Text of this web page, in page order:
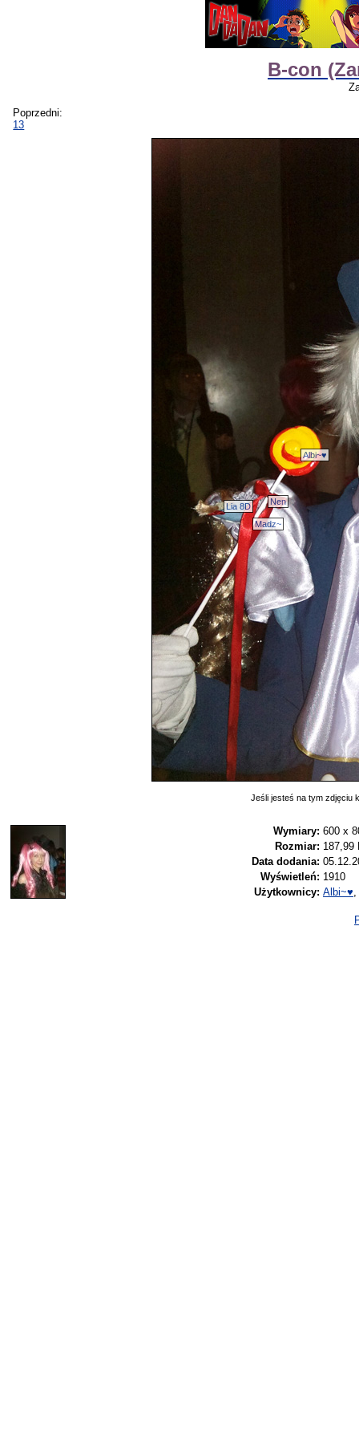
B-con
Poprzedni:
13
Albi~♥
Lia 8D
Madz~
Nen
Jeśli jesteś na tym zdjęciu
Wymiary: 600 x
Rozmiar: 187,99
Data dodania:
Wyświetleń: 1910
Użytkownicy: Albi~♥